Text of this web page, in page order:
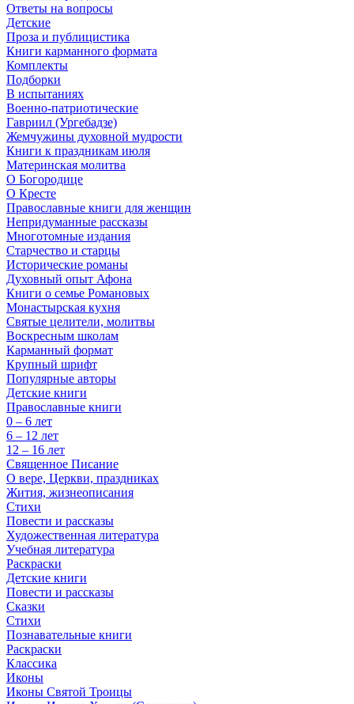
Ответы на вопросы
Детские
Проза и публицистика
Книги карманного формата
Комплекты
Подборки
В испытаниях
Военно-патриотические
Гавриил (Ургебадзе)
Жемчужины духовной мудрости
Книги к праздникам июля
Материнская молитва
О Богородице
О Кресте
Православные книги для женщин
Непридуманные рассказы
Многотомные издания
Старчество и старцы
Исторические романы
Духовный опыт Афона
Книги о семье Романовых
Монастырская кухня
Святые целители, молитвы
Воскресным школам
Карманный формат
Крупный шрифт
Популярные авторы
Детские книги
Православные книги
0 – 6 лет
6 – 12 лет
12 – 16 лет
Священное Писание
О вере, Церкви, праздниках
Жития, жизнеописания
Стихи
Повести и рассказы
Художественная литература
Учебная литература
Раскраски
Детские книги
Повести и рассказы
Сказки
Стихи
Познавательные книги
Раскраски
Классика
Иконы
Иконы Святой Троицы